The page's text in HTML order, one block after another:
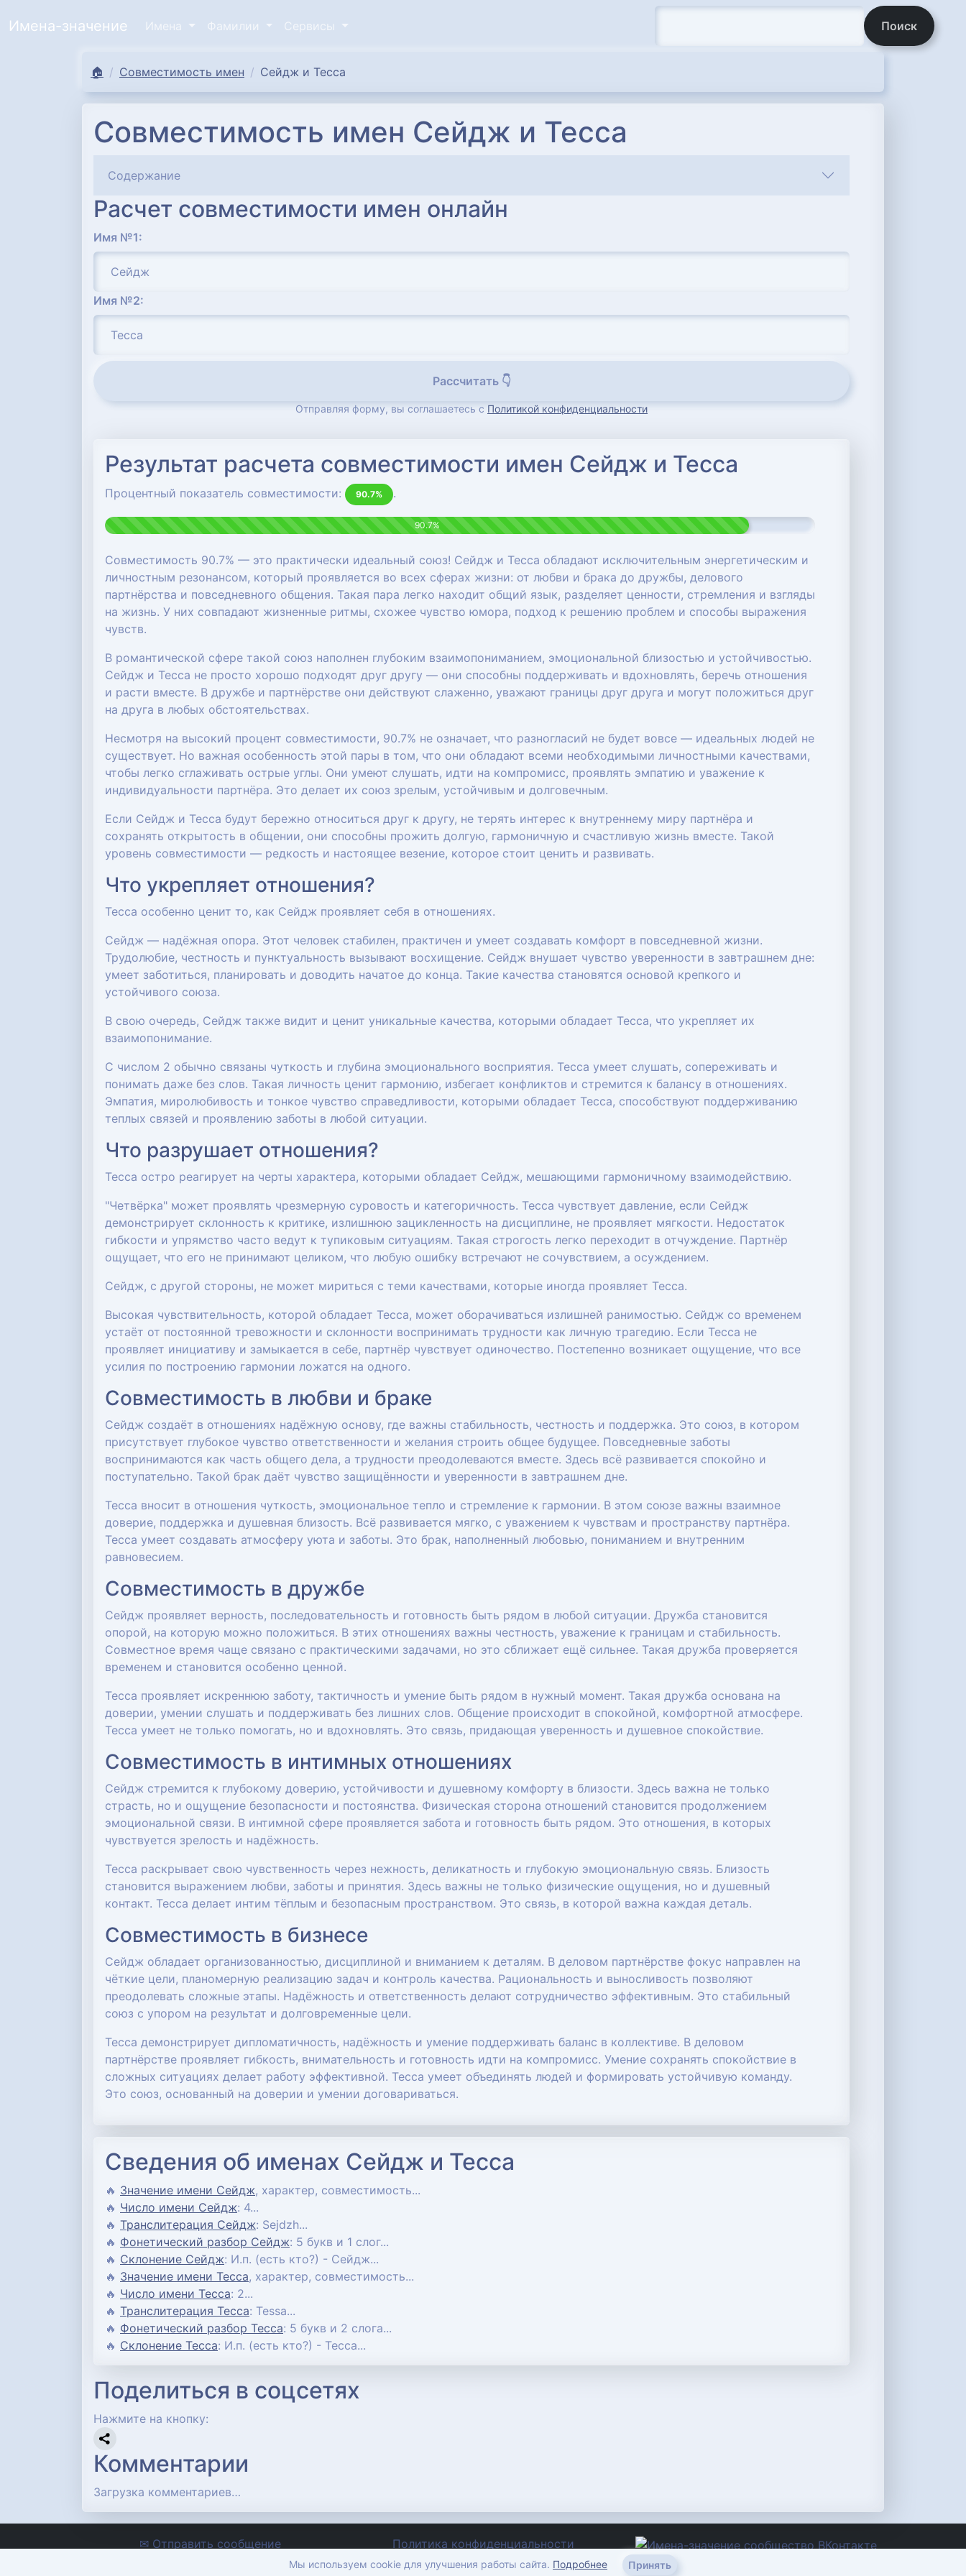
Имена-значение Имена Фамилии Сервисы Поиск
🏠 Совместимость имен Сейдж и Тесса
Совместимость имен Сейдж и Тесса
Содержание
Расчет совместимости имен онлайн
Имя №1:
Имя №2:
Рассчитать 👇
Отправляя форму, вы соглашаетесь с Политикой конфиденциальности
Результат расчета совместимости имен Сейдж и Тесса
Процентный показатель совместимости: 90.7% .
90.7%
Совместимость 90.7% — это практически идеальный союз! Сейдж и Тесса обладают исключительным энергетическим и
личностным резонансом, который проявляется во всех сферах жизни: от любви и брака до дружбы, делового
партнёрства и повседневного общения. Такая пара легко находит общий язык, разделяет ценности, стремления и взгляды
на жизнь. У них совпадают жизненные ритмы, схожее чувство юмора, подход к решению проблем и способы выражения
чувств.
В романтической сфере такой союз наполнен глубоким взаимопониманием, эмоциональной близостью и устойчивостью.
Сейдж и Тесса не просто хорошо подходят друг другу — они способны поддерживать и вдохновлять, беречь отношения
и расти вместе. В дружбе и партнёрстве они действуют слаженно, уважают границы друг друга и могут положиться друг
на друга в любых обстоятельствах.
Несмотря на высокий процент совместимости, 90.7% не означает, что разногласий не будет вовсе — идеальных людей не
существует. Но важная особенность этой пары в том, что они обладают всеми необходимыми личностными качествами,
чтобы легко сглаживать острые углы. Они умеют слушать, идти на компромисс, проявлять эмпатию и уважение к
индивидуальности партнёра. Это делает их союз зрелым, устойчивым и долговечным.
Если Сейдж и Тесса будут бережно относиться друг к другу, не терять интерес к внутреннему миру партнёра и
сохранять открытость в общении, они способны прожить долгую, гармоничную и счастливую жизнь вместе. Такой
уровень совместимости — редкость и настоящее везение, которое стоит ценить и развивать.
Что укрепляет отношения?
Тесса особенно ценит то, как Сейдж проявляет себя в отношениях.
Сейдж — надёжная опора. Этот человек стабилен, практичен и умеет создавать комфорт в повседневной жизни.
Трудолюбие, честность и пунктуальность вызывают восхищение. Сейдж внушает чувство уверенности в завтрашнем дне:
умеет заботиться, планировать и доводить начатое до конца. Такие качества становятся основой крепкого и
устойчивого союза.
В свою очередь, Сейдж также видит и ценит уникальные качества, которыми обладает Тесса, что укрепляет их
взаимопонимание.
С числом 2 обычно связаны чуткость и глубина эмоционального восприятия. Тесса умеет слушать, сопереживать и
понимать даже без слов. Такая личность ценит гармонию, избегает конфликтов и стремится к балансу в отношениях.
Эмпатия, миролюбивость и тонкое чувство справедливости, которыми обладает Тесса, способствуют поддерживанию
теплых связей и проявлению заботы в любой ситуации.
Что разрушает отношения?
Тесса остро реагирует на черты характера, которыми обладает Сейдж, мешающими гармоничному взаимодействию.
"Четвёрка" может проявлять чрезмерную суровость и категоричность. Тесса чувствует давление, если Сейдж
демонстрирует склонность к критике, излишнюю зацикленность на дисциплине, не проявляет мягкости. Недостаток
гибкости и упрямство часто ведут к тупиковым ситуациям. Такая строгость легко переходит в отчуждение. Партнёр
ощущает, что его не принимают целиком, что любую ошибку встречают не сочувствием, а осуждением.
Сейдж, с другой стороны, не может мириться с теми качествами, которые иногда проявляет Тесса.
Высокая чувствительность, которой обладает Тесса, может оборачиваться излишней ранимостью. Сейдж со временем
устаёт от постоянной тревожности и склонности воспринимать трудности как личную трагедию. Если Тесса не
проявляет инициативу и замыкается в себе, партнёр чувствует одиночество. Постепенно возникает ощущение, что все
усилия по построению гармонии ложатся на одного.
Совместимость в любви и браке
Сейдж создаёт в отношениях надёжную основу, где важны стабильность, честность и поддержка. Это союз, в котором
присутствует глубокое чувство ответственности и желания строить общее будущее. Повседневные заботы
воспринимаются как часть общего дела, а трудности преодолеваются вместе. Здесь всё развивается спокойно и
поступательно. Такой брак даёт чувство защищённости и уверенности в завтрашнем дне.
Тесса вносит в отношения чуткость, эмоциональное тепло и стремление к гармонии. В этом союзе важны взаимное
доверие, поддержка и душевная близость. Всё развивается мягко, с уважением к чувствам и пространству партнёра.
Тесса умеет создавать атмосферу уюта и заботы. Это брак, наполненный любовью, пониманием и внутренним
равновесием.
Совместимость в дружбе
Сейдж проявляет верность, последовательность и готовность быть рядом в любой ситуации. Дружба становится
опорой, на которую можно положиться. В этих отношениях важны честность, уважение к границам и стабильность.
Совместное время чаще связано с практическими задачами, но это сближает ещё сильнее. Такая дружба проверяется
временем и становится особенно ценной.
Тесса проявляет искреннюю заботу, тактичность и умение быть рядом в нужный момент. Такая дружба основана на
доверии, умении слушать и поддерживать без лишних слов. Общение происходит в спокойной, комфортной атмосфере.
Тесса умеет не только помогать, но и вдохновлять. Это связь, придающая уверенность и душевное спокойствие.
Совместимость в интимных отношениях
Сейдж стремится к глубокому доверию, устойчивости и душевному комфорту в близости. Здесь важна не только
страсть, но и ощущение безопасности и постоянства. Физическая сторона отношений становится продолжением
эмоциональной связи. В интимной сфере проявляется забота и готовность быть рядом. Это отношения, в которых
чувствуется зрелость и надёжность.
Тесса раскрывает свою чувственность через нежность, деликатность и глубокую эмоциональную связь. Близость
становится выражением любви, заботы и принятия. Здесь важны не только физические ощущения, но и душевный
контакт. Тесса делает интим тёплым и безопасным пространством. Это связь, в которой важна каждая деталь.
Совместимость в бизнесе
Сейдж обладает организованностью, дисциплиной и вниманием к деталям. В деловом партнёрстве фокус направлен на
чёткие цели, планомерную реализацию задач и контроль качества. Рациональность и выносливость позволяют
преодолевать сложные этапы. Надёжность и ответственность делают сотрудничество эффективным. Это стабильный
союз с упором на результат и долговременные цели.
Тесса демонстрирует дипломатичность, надёжность и умение поддерживать баланс в коллективе. В деловом
партнёрстве проявляет гибкость, внимательность и готовность идти на компромисс. Умение сохранять спокойствие в
сложных ситуациях делает работу эффективной. Тесса умеет объединять людей и формировать устойчивую команду.
Это союз, основанный на доверии и умении договариваться.
Сведения об именах Сейдж и Тесса
🔥 Значение имени Сейдж, характер, совместимость...
🔥 Число имени Сейдж: 4...
🔥 Транслитерация Сейдж: Sejdzh...
🔥 Фонетический разбор Сейдж: 5 букв и 1 слог...
🔥 Склонение Сейдж: И.п. (есть кто?) - Сейдж...
🔥 Значение имени Тесса, характер, совместимость...
🔥 Число имени Тесса: 2...
🔥 Транслитерация Тесса: Tessa...
🔥 Фонетический разбор Тесса: 5 букв и 2 слога...
🔥 Склонение Тесса: И.п. (есть кто?) - Тесса...
Поделиться в соцсетях
Нажмите на кнопку:
Комментарии
Загрузка комментариев…
✉ Отправить сообщение
Политика конфиденциальности
imena-znachenie.ru, © 2012-2026
Мы используем cookie для улучшения работы сайта. Подробнее Принять